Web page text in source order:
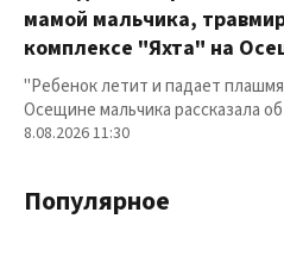
мамой мальчика,
комплексе "Яхта" на
"Ребенок летит и падает
Осещине мальчика рассказала
8.08.2026 11:30
Популярное